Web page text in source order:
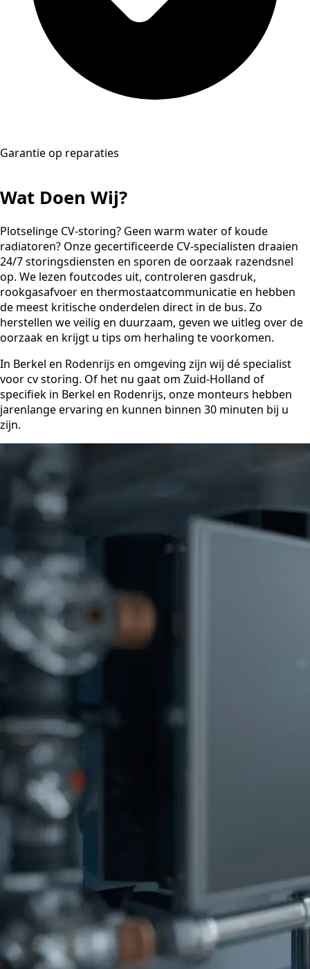
Garantie op reparaties
Wat Doen Wij?
Plotselinge CV-storing? Geen warm water of koude
radiatoren? Onze gecertificeerde CV-specialisten draaien
24/7 storingsdiensten en sporen de oorzaak razendsnel
op. We lezen foutcodes uit, controleren gasdruk,
rookgasafvoer en thermostaatcommunicatie en hebben
de meest kritische onderdelen direct in de bus. Zo
herstellen we veilig en duurzaam, geven we uitleg over de
oorzaak en krijgt u tips om herhaling te voorkomen.
In Berkel en Rodenrijs en omgeving zijn wij dé specialist
voor cv storing. Of het nu gaat om Zuid-Holland of
specifiek in Berkel en Rodenrijs, onze monteurs hebben
jarenlange ervaring en kunnen binnen 30 minuten bij u
zijn.